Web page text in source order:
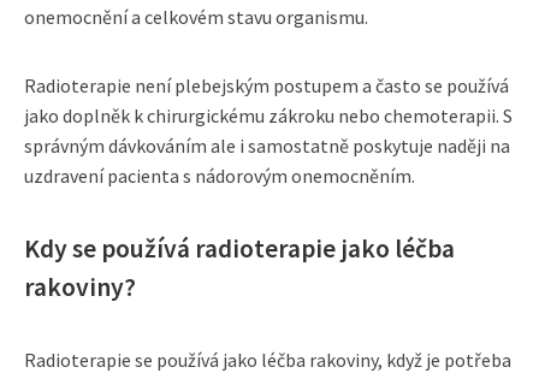
onemocnění a celkovém stavu organismu.
Radioterapie není plebejským postupem a často se používá
jako doplněk k chirurgickému zákroku nebo chemoterapii. S
správným dávkováním ale i samostatně poskytuje naději na
uzdravení pacienta s nádorovým onemocněním.
Kdy se používá radioterapie jako léčba
rakoviny?
Radioterapie se používá jako léčba rakoviny, když je potřeba